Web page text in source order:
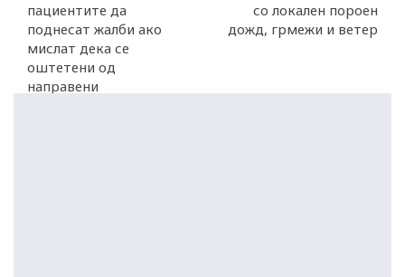
пациентите да
поднесат жалби ако
мислат дека се
оштетени од
направени
со локален пороен
дожд, грмежи и ветер